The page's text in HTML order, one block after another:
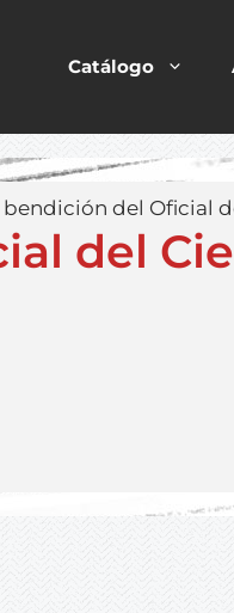
Catálogo
bendición del Oficial
del